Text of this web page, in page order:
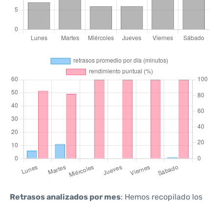
Retrasos analizados por mes: Hemos recopilado los